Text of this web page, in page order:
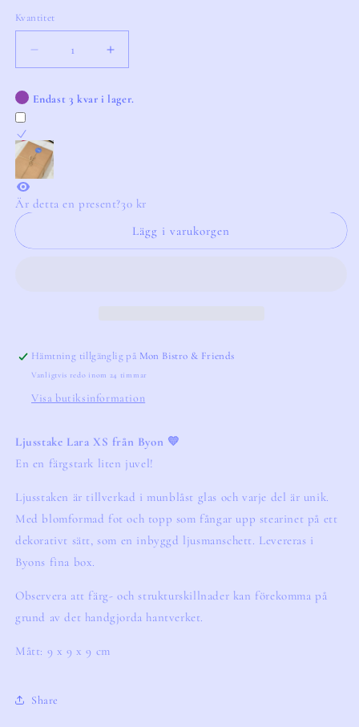
Kvantitet
Kvantitet
Minska
kvantitet
Candle
Lara
XS
Öka
kvantitet
Candle
Endast 3 kvar i lager.
Är detta en present?30 kr
Lägg i varukorgen
Hämtning tillgänglig på Mon Bistro & Friends
Vanligtvis redo inom 24 timmar
Visa butiksinformation
Ljusstake Lara XS från Byon 💛
En en färgstark liten juvel!
Ljusstaken är tillverkad i munblåst glas och varje del är unik.
Med blomformad fot och topp som fångar upp stearinet på ett
dekorativt sätt, som en inbyggd ljusmanschett. Levereras i
Byons fina box.
Observera att färg- och strukturskillnader kan förekomma på
grund av det handgjorda hantverket.
Mått: 9 x 9 x 9 cm
Share